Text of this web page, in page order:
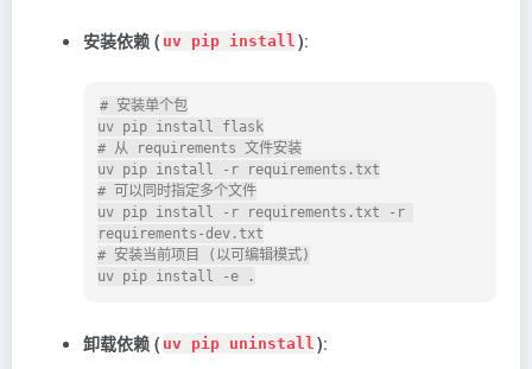
安装依赖 ( uv pip install ):
# 安装单个包
uv pip install flask
# 从 requirements 文件安装
uv pip install -r requirements.txt
# 可以同时指定多个文件
uv pip install -r requirements.txt -r
requirements-dev.txt
# 安装当前项目 (以可编辑模式)
卸载依赖 ( uv pip uninstall ):